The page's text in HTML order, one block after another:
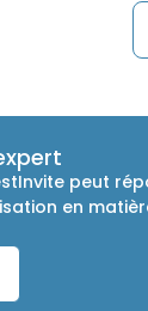
peut
en